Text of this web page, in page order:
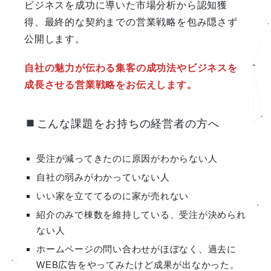
ビジネスを成功に導いた市場分析から認知獲
得、最終的な契約までの営業戦略を包み隠さず
公開します。
自社の魅力が伝わる集客の成功法やビジネスを
成長させる営業戦略をお伝えします。
こんな課題をお持ちの経営者の方へ
受注が減ってきたのに原因がわからない人
自社の弱みがわかっていない人
いい家を立ててるのに家が売れない
紹介のみで棟数を維持している、受注が決められ
ない人
ホームページの問い合わせがほぼなく、過去に
WEB広告をやってみたけど成果が出なかった。